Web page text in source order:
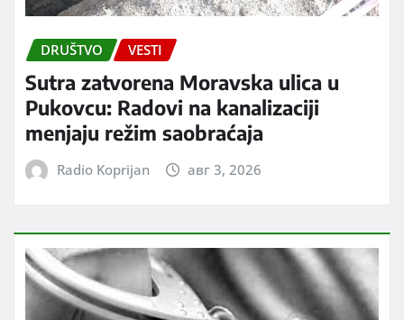
DRUŠTVO VESTI
Sutra zatvorena Moravska ulica u
Pukovcu: Radovi na kanalizaciji
menjaju režim saobraćaja
Radio Koprijan авг 3, 2026